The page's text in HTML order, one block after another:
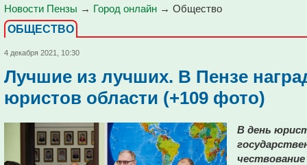
Новости Пензы → Город онлайн → Общество
ОБЩЕСТВО
4 декабря 2021, 10:30
Лучшие из лучших. В Пензе
юристов области (+109 фото)
В день